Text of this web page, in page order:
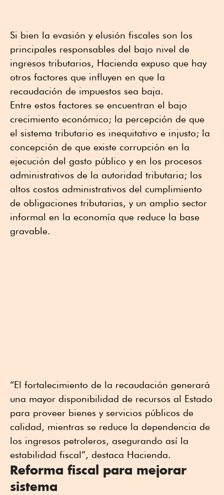
Si bien la evasión y elusión fiscales son los
principales responsables del bajo nivel de
ingresos tributarios, Hacienda expuso que hay
otros factores que influyen en que la
recaudación de impuestos sea baja.
Entre estos factores se encuentran el bajo
crecimiento económico; la percepción de que
el sistema tributario es inequitativo e injusto; la
concepción de que existe corrupción en la
ejecución del gasto público y en los procesos
administrativos de la autoridad tributaria; los
altos costos administrativos del cumplimiento
de obligaciones tributarias, y un amplio sector
informal en la economía que reduce la base
gravable.
“El fortalecimiento de la recaudación generará
una mayor disponibilidad de recursos al Estado
para proveer bienes y servicios públicos de
calidad, mientras se reduce la dependencia de
los ingresos petroleros, asegurando así la
estabilidad fiscal”, destaca Hacienda.
Reforma fiscal para mejorar
sistema